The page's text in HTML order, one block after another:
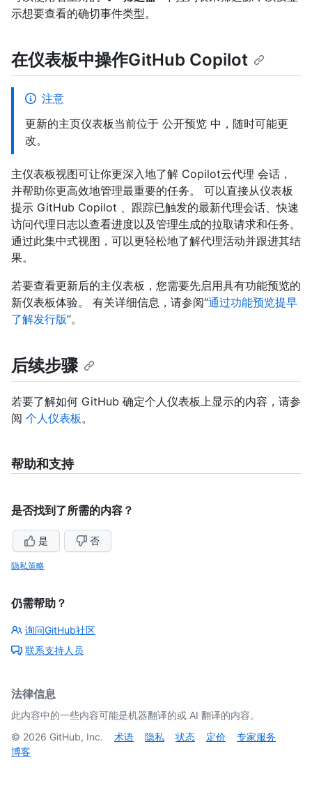
示想要查看的确切事件类型。
在仪表板中操作GitHub Copilot
注意
更新的主页仪表板当前位于 公开预览 中，随时可能更
改。
主仪表板视图可让你更深入地了解 Copilot云代理 会话，
并帮助你更高效地管理最重要的任务。 可以直接从仪表板
提示 GitHub Copilot 、跟踪已触发的最新代理会话、快速
访问代理日志以查看进度以及管理生成的拉取请求和任务。
通过此集中式视图，可以更轻松地了解代理活动并跟进其结
果。
若要查看更新后的主仪表板，您需要先启用具有功能预览的
新仪表板体验。 有关详细信息，请参阅“通过功能预览提早
了解发行版”。
后续步骤
若要了解如何 GitHub 确定个人仪表板上显示的内容，请参
阅 个人仪表板。
帮助和支持
是否找到了所需的内容？
是 否
隐私策略
仍需帮助？
询问GitHub社区
联系支持人员
法律信息
此内容中的一些内容可能是机器翻译的或 AI 翻译的内容。
© 2026 GitHub, Inc. 术语 隐私 状态 定价
专家服务
博客